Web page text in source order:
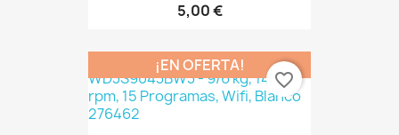
5,00 €
¡EN OFERTA!
favorite_border